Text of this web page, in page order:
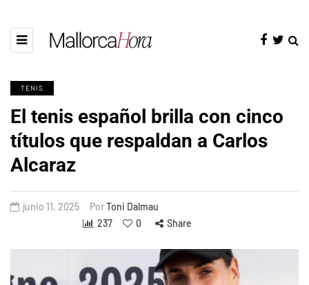
TENIS
El tenis español brilla con cinco
títulos que respaldan a Carlos
Alcaraz
junio 11, 2025 PorToni Dalmau
237
0 Share